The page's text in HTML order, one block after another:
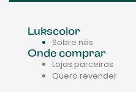
Lukscolor
Sobre nós
Onde comprar
Lojas parceiras
Quero revender